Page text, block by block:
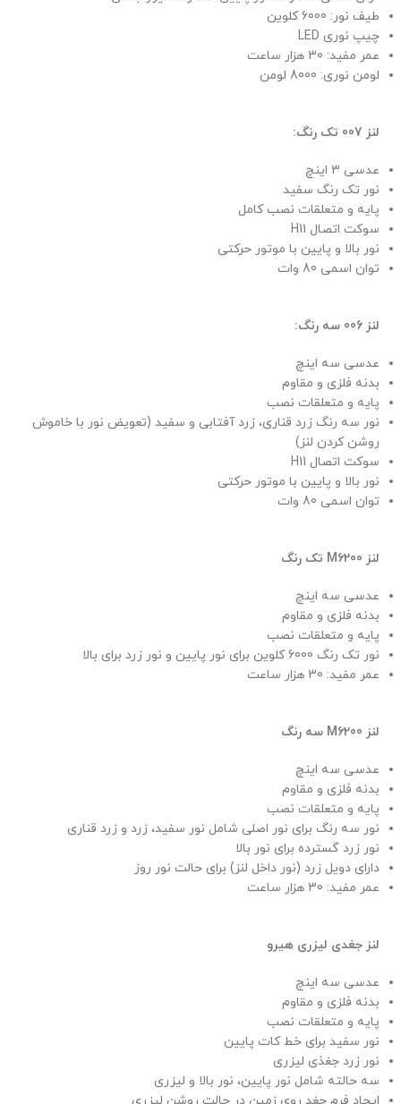
طیف نور: 6000 کلوین
چیپ نوری LED
عمر مفید: 30 هزار ساعت
لومن نوری: 8000 لومن
لنز 007 تک رنگ:
عدسی 3 اینچ
نور تک رنگ سفید
پایه و متعلقات نصب کامل
سوکت اتصال H11
نور بالا و پایین با موتور حرکتی
توان اسمی 80 وات
لنز 006 سه رنگ:
عدسی سه اینچ
بدنه فلزی و مقاوم
پایه و متعلقات نصب
نور سه رنگ زرد قناری، زرد آفتابی و سفید (تعویض نور با خاموش
روشن کردن لنز)
سوکت اتصال H11
نور بالا و پایین با موتور حرکتی
توان اسمی 80 وات
لنز M6200 تک رنگ
عدسی سه اینچ
بدنه فلزی و مقاوم
پایه و متعلقات نصب
نور تک رنگ 6000 کلوین برای نور پایین و نور زرد برای بالا
عمر مفید: 30 هزار ساعت
لنز M6200 سه رنگ
عدسی سه اینچ
بدنه فلزی و مقاوم
پایه و متعلقات نصب
نور سه رنگ برای نور اصلی شامل نور سفید، زرد و زرد قناری
نور زرد گسترده برای نور بالا
دارای دویل زرد (نور داخل لنز) برای حالت نور روز
عمر مفید: 30 هزار ساعت
لنز جغدی لیزری هیرو
عدسی سه اینچ
بدنه فلزی و مقاوم
پایه و متعلقات نصب
نور سفید برای خط کات پایین
نور زرد جغذی لیزری
سه حالته شامل نور پایین، نور بالا و لیزری